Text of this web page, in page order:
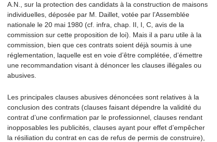
A.N., sur la protection des candidats à la construction de maisons
individuelles, déposée par M. Daillet, votée par l’Assemblée
nationale le 20 mai 1980 (cf. infra, chap. II, I, C, avis de la
commission sur cette proposition de loi). Mais il a paru utile à la
commission, bien que ces contrats soient déjà soumis à une
réglementation, laquelle est en voie d’être complétée, d’émettre
une recommandation visant à dénoncer les clauses illégales ou
abusives.
Les principales clauses abusives dénoncées sont relatives à la
conclusion des contrats (clauses faisant dépendre la validité du
contrat d’une confirmation par le professionnel, clauses rendant
inopposables les publicités, clauses ayant pour effet d’empêcher
la résiliation du contrat en cas de refus de permis de construire),